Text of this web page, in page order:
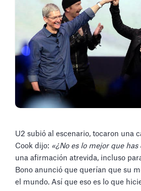
U2 subió al escenario, tocaron una
Cook dijo: «¿No es lo mejor que has
una afirmación atrevida, incluso
Bono anunció que querían que su
el mundo. Así que eso es lo que